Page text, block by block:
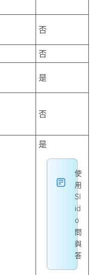
否
否
是
否
是
使
用
Sl
id
o
問
與
答